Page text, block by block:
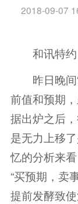
2018-09-07
和讯特约
昨日晚间“
前值和预期
据出炉之后
是无力上移
忆的分析来
“买预期，卖
提前发酵致